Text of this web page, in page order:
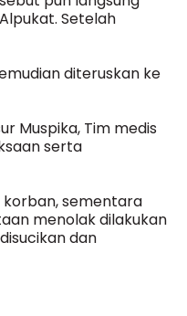
Setelah
diteruskan ke
Muspika, Tim medis
serta
korban, sementara
menolak dilakukan
dan